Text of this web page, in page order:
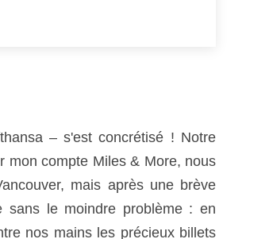
– s'est concrétisé ! Notre
mon compte Miles & More, nous
mais après une brève
sans le moindre problème : en
nos mains les précieux billets